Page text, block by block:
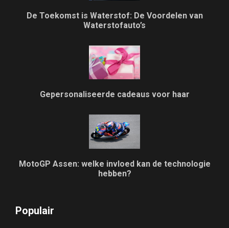
De Toekomst is Waterstof: De Voordelen van
Waterstofauto’s
Gepersonaliseerde cadeaus voor haar
MotoGP Assen: welke invloed kan de technologie
hebben?
Populair